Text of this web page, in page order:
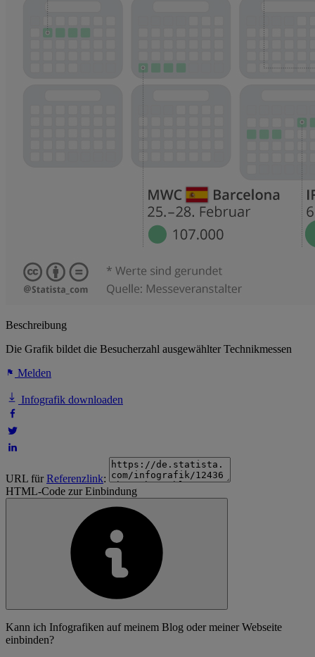
Beschreibung
Die Grafik bildet die Besucherzahl ausgewählter Technikmessen
Melden
Infografik downloaden
URL fürReferenzlink:
HTML-Code zur Einbindung
Kann ich Infografiken auf meinem Blog oder meiner Webseite
einbinden?